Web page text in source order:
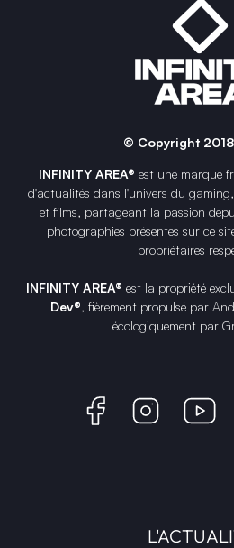
© Copyright
INFINITY AREA® est une marque
d'actualités dans l'univers du
et films, partageant la passion
photographies présentes sur ce
propriétaires
INFINITY AREA® est la propriété
Dev®, fièrement propulsé par
écologiquement par